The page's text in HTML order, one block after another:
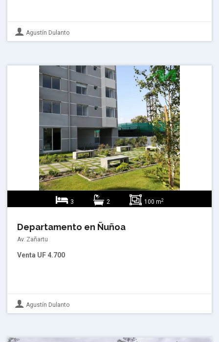
Agustín Dulanto
3 2 100 m2
Departamento en Ñuñoa
Av. Zañartu
Venta UF 4.700
Agustín Dulanto